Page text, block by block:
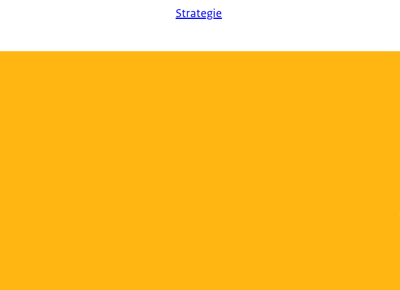
Strategie